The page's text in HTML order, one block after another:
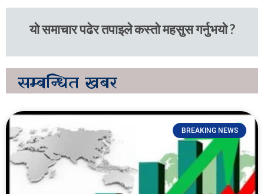
यो समाचार पढेर तपाइले कस्तो महसुस गर्नुभयो ?
सम्बन्धित खबर
BREAKING NEWS